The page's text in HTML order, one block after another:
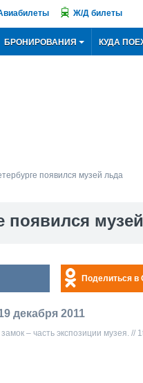
Ж/Д билеты
БРОНИРОВАНИЯ КУДА
появился музей льда
появился
Поделиться в
декабря 2011
– часть экспозиции музея. //